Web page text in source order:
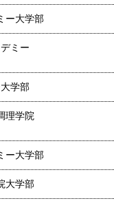
ー大学部
ミー
学部
理学院
ー大学部
大学部